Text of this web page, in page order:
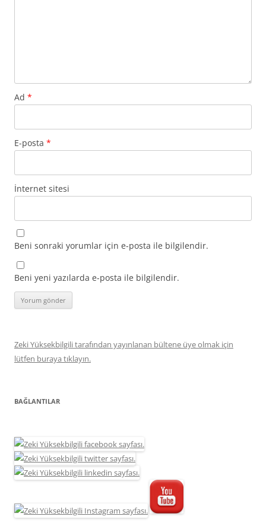
Ad *
E-posta *
İnternet sitesi
Beni sonraki yorumlar için e-posta ile bilgilendir.
Beni yeni yazılarda e-posta ile bilgilendir.
Zeki Yüksekbilgili tarafından yayınlanan bültene üye olmak için
lütfen buraya tıklayın.
BAĞLANTILAR